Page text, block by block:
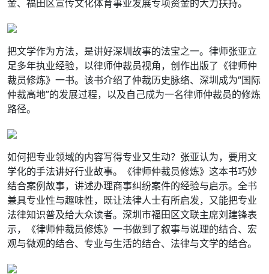
金、福田区宣传文化体育事业发展专项资金的大力扶持。
把文学作为方法，是讲好深圳故事的法宝之一。律师张亚立
足多年执业经验，以律师仲裁员视角，创作出版了《律师仲
裁员修炼》一书。该书介绍了仲裁历史脉络、深圳成为“国际
仲裁高地”的发展过程，以及自己成为一名律师仲裁员的修炼
路径。
如何把专业领域的内容写得专业又生动？张亚认为，要用文
学化的手法讲好行业故事。《律师仲裁员修炼》这本书巧妙
结合案例故事，讲述办理商事纠纷案件的经验与启示。全书
兼具专业性与趣味性，既让法律人士有所启发，又能把专业
法律知识普及给大众读者。深圳市福田区文联主席刘建锋表
示，《律师仲裁员修炼》一书做到了叙事与说理的结合、宏
观与微观的结合、专业与生活的结合、法律与文学的结合。